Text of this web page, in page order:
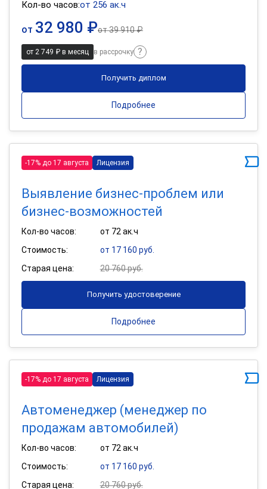
Кол-во часов:от 256 ак.ч
от 32 980 ₽от39 910 ₽
от 2 749 ₽ в месяц в рассрочку
Получить диплом
Подробнее
-17% до 17 августа Лицензия
Выявление бизнес-проблем или
бизнес-возможностей
Кол-во часов:
от 72 ак.ч
Стоимость:
от 17 160 руб.
Старая цена:
20 760 руб.
Получить удостоверение
Подробнее
-17% до 17 августа Лицензия
Автоменеджер (менеджер по
продажам автомобилей)
Кол-во часов:
от 72 ак.ч
Стоимость:
от 17 160 руб.
Старая цена:
20 760 руб.